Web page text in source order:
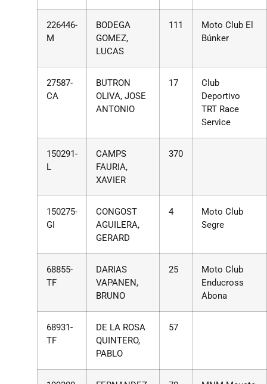
226446-
M
BODEGA
GOMEZ,
LUCAS
111
Moto Club El
Búnker
27587-
CA
BUTRON
OLIVA, JOSE
ANTONIO
17
Club
Deportivo
TRT Race
Service
150291-
L
CAMPS
FAURIA,
XAVIER
370
150275-
GI
CONGOST
AGUILERA,
GERARD
4
Moto Club
Segre
68855-
TF
DARIAS
VAPANEN,
BRUNO
25
Moto Club
Enducross
Abona
68931-
TF
DE LA ROSA
QUINTERO,
PABLO
57